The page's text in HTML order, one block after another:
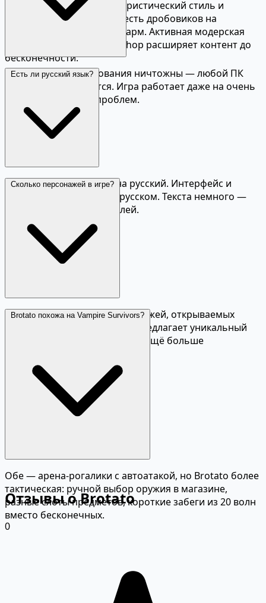
затягивающий цикл. Юмористический стиль и
абсурдные ситуации — шесть дробовиков на
картошке — добавляют шарм. Активная модерская
поддержка в Steam Workshop расширяет контент до
бесконечности.
Минимальные требования ничтожны — любой ПК
или ноутбук справится. Игра работает даже на очень
слабом железе без проблем.
Есть ли русский язык?
Да, Brotato переведена на русский. Интерфейс и
описания предметов на русском. Текста немного —
основной упор на геймплей.
Сколько персонажей в игре?
Десятки играбельных персонажей, открываемых
через достижения. Каждый предлагает уникальный
стиль игры. Моды добавляют ещё больше
Brotato похожа на Vampire Survivors?
Обе — арена-рогалики с автоатакой, но Brotato более
тактическая: ручной выбор оружия в магазине,
разные слоты предметов, короткие забеги из 20 волн
вместо бесконечных.
Отзывы о Brotato
0